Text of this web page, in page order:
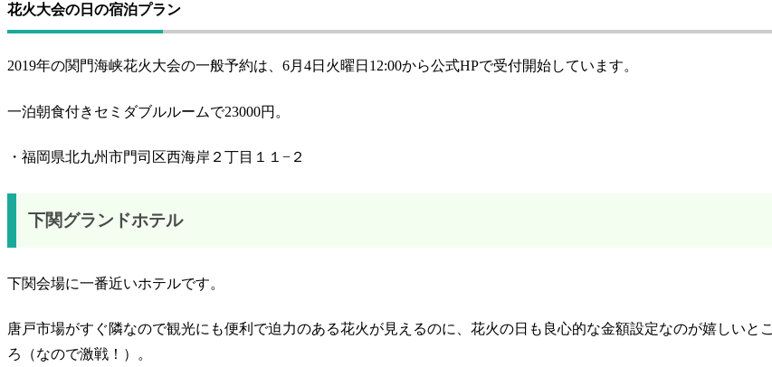
花火大会の日の宿泊プラン
2019年の関門海峡花火大会の一般予約は、6月4日火曜日12:00から公式HPで受付開始しています。
一泊朝食付きセミダブルルームで23000円。
・福岡県北九州市門司区西海岸２丁目１１−２
下関グランドホテル
下関会場に一番近いホテルです。
唐戸市場がすぐ隣なので観光にも便利で迫力のある花火が見えるのに、花火の日も良心的な金額設定なのが嬉しいとこ
ろ（なので激戦！）。